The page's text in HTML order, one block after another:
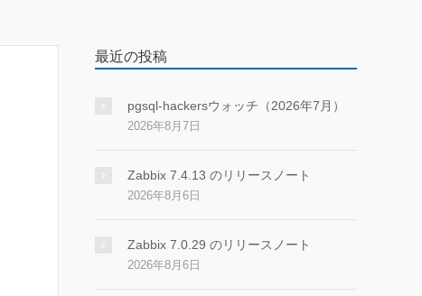
最近の投稿
pgsql-hackersウォッチ（2026年7月）
2026年8月7日
Zabbix 7.4.13 のリリースノート
2026年8月6日
Zabbix 7.0.29 のリリースノート
2026年8月6日